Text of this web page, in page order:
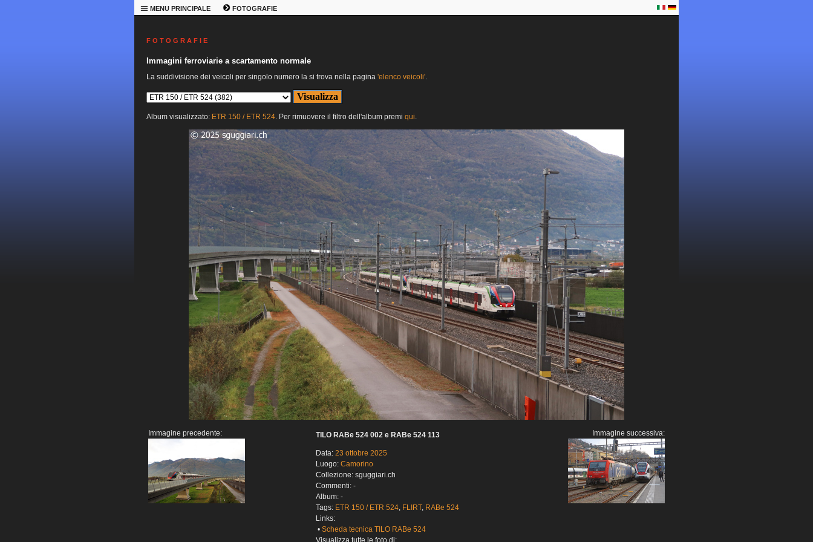
MENU PRINCIPALE FOTOGRAFIE
F O T O G R A F I E
Immagini ferroviarie a scartamento normale
La suddivisione dei veicoli per singolo numero la si trova nella pagina 'elenco veicoli'.
Album visualizzato: ETR 150 / ETR 524. Per rimuovere il filtro dell'album premi qui.
Immagine precedente: TILO RABe 524 002 e RABe 524 113
Data: 23 ottobre 2025
Luogo: Camorino
Collezione: sguggiari.ch
Commenti: -
Album: -
Tags: ETR 150 / ETR 524, FLIRT, RABe 524
Links:
• Scheda tecnica TILO RABe 524
Immagine successiva: